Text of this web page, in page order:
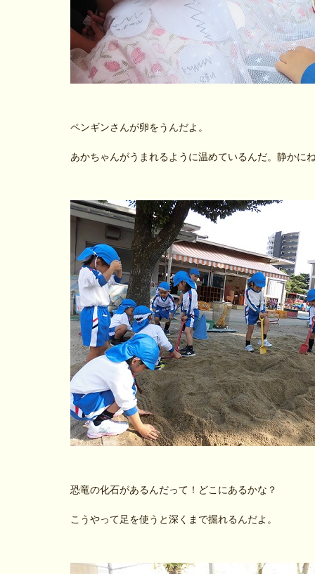
ペンギンさんが卵をうんだよ。
あかちゃんがうまれるように温めているんだ。静かに
恐竜の化石があるんだって！どこにあるかな？
こうやって足を使うと深くまで掘れるんだよ。